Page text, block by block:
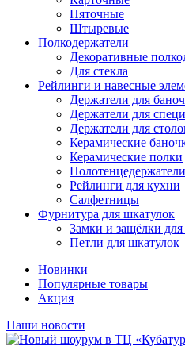
Пяточные
Штыревые
Полкодержатели
Декоративные
Для стекла
Рейлинги и навесные
Держатели для
Держатели для
Держатели для
Керамические
Керамические полки
Полотенцедержатели
Рейлинги для кухни
Салфетницы
Фурнитура для шкатулок
Замки и защёлки
Петли для шкатулок
Новинки
Популярные товары
Акция
Наши новости